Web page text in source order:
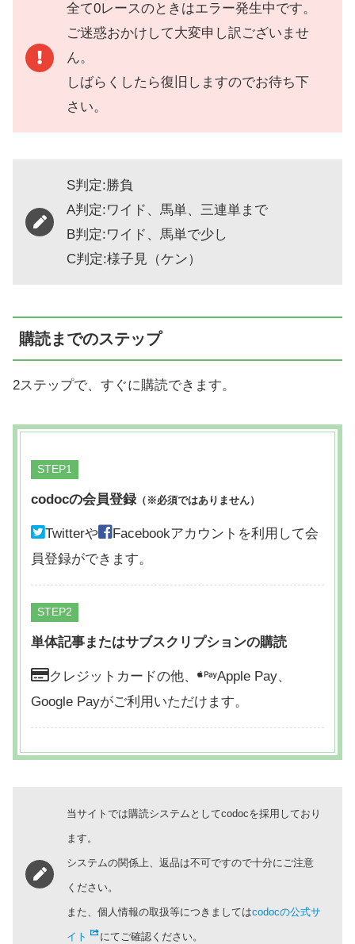
全て0レースのときはエラー発生中です。
ご迷惑おかけして大変申し訳ございませ
ん。
しばらくしたら復旧しますのでお待ち下
さい。
S判定:勝負
A判定:ワイド、馬単、三連単まで
B判定:ワイド、馬単で少し
C判定:様子見（ケン）
購読までのステップ
2ステップで、すぐに購読できます。
STEP
codocの会員登録（※必須ではありません）
Twitterや
Facebookアカウントを利用して会
員登録ができます。
STEP
単体記事またはサブスクリプションの購読
クレジットカードの他、
Apple Pay、
Google Payがご利用いただけます。
当サイトでは購読システムとしてcodocを採用しており
ます。
システムの関係上、返品は不可ですので十分にご注意
ください。
また、個人情報の取扱等につきましてはcodocの公式サ
イト にてご確認ください。